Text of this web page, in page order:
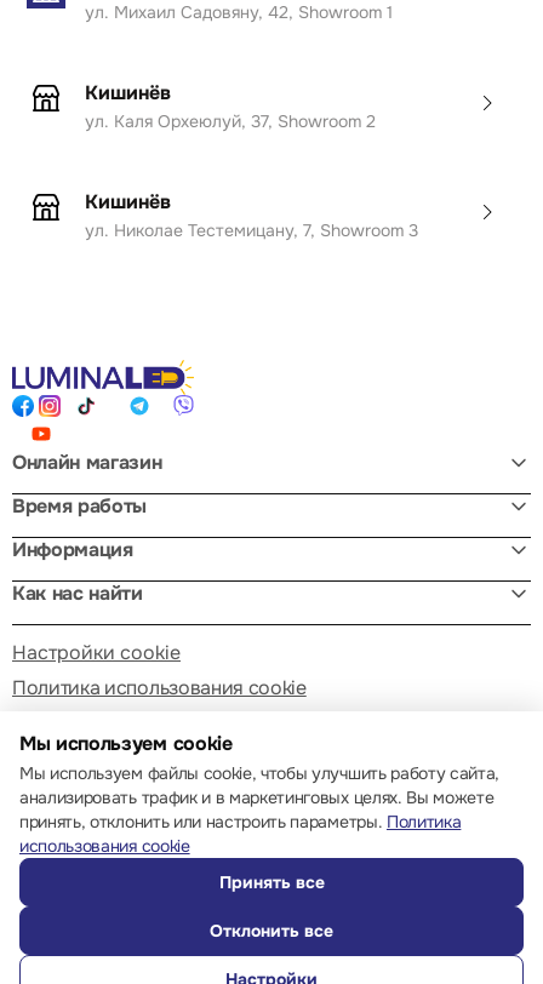
ул. Михаил Садовяну, 42, Showroom 1
Кишинёв
ул. Каля Орхеюлуй, 37, Showroom 2
Кишинёв
ул. Николае Тестемицану, 7, Showroom 3
Онлайн магазин
Время работы
Информация
Как нас найти
Настройки cookie
Политика использования cookie
© 2013 – 2026 ECOM
Мы используем cookie
Мы используем файлы cookie, чтобы улучшить работу сайта,
анализировать трафик и в маркетинговых целях. Вы можете
принять, отклонить или настроить параметры. Политика
использования cookie
Принять все
Отклонить все
Настройки